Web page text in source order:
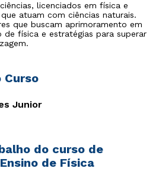
licenciados em física e
atuam com ciências naturais.
que buscam aprimoramento em
de física e estratégias para superar
Curso
Junior
do curso de
de Física